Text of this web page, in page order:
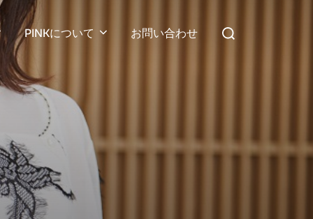
PINKについて お問い合わせ
検